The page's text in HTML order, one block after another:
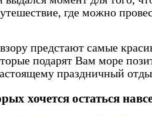
где можно
предстают самые
подарят Вам море
праздничный
хочется остаться